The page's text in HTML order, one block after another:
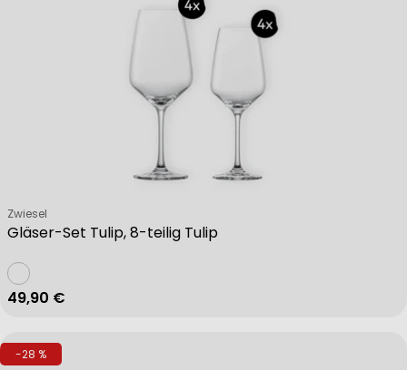
Gläser-Set Tulip, 8-teilig Tulip
Verkäufer:
Zwiesel
Regulärer Preis
49,90 €
-28 %